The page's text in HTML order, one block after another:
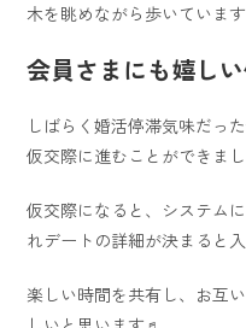
木を眺めながら歩いています
会員さまにも嬉し
しばらく婚活停滞気味だっ
仮交際に進むことができま
仮交際になると、システム
れデートの詳細が決まると
楽しい時間を共有し、お互